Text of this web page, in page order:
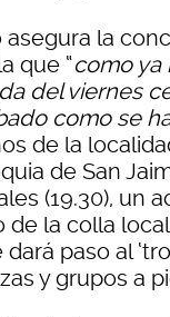
asegura la
que “como ya
del viernes
como se
de la
de San
(19.30), un
de la colla
dará paso al
y grupos a